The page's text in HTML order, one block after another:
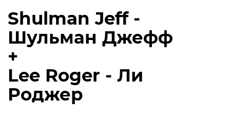
Shulman Jeff -
Шульман Джефф
+
Lee Roger - Ли
Роджер